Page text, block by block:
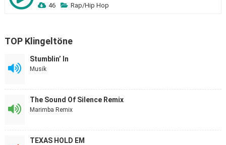
46 Rap/Hip Hop
TOP Klingeltöne
Stumblin’ In
Musik
The Sound Of Silence Remix
Marimba Remix
TEXAS HOLD EM